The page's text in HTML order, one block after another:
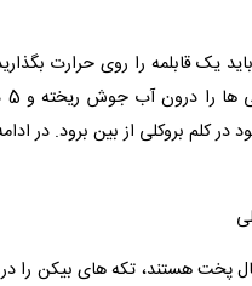
باید یک قابلمه را روی حرارت
کلم بروکلی از بین برود. در
پخت هستند، تکه‌ های بیکن را